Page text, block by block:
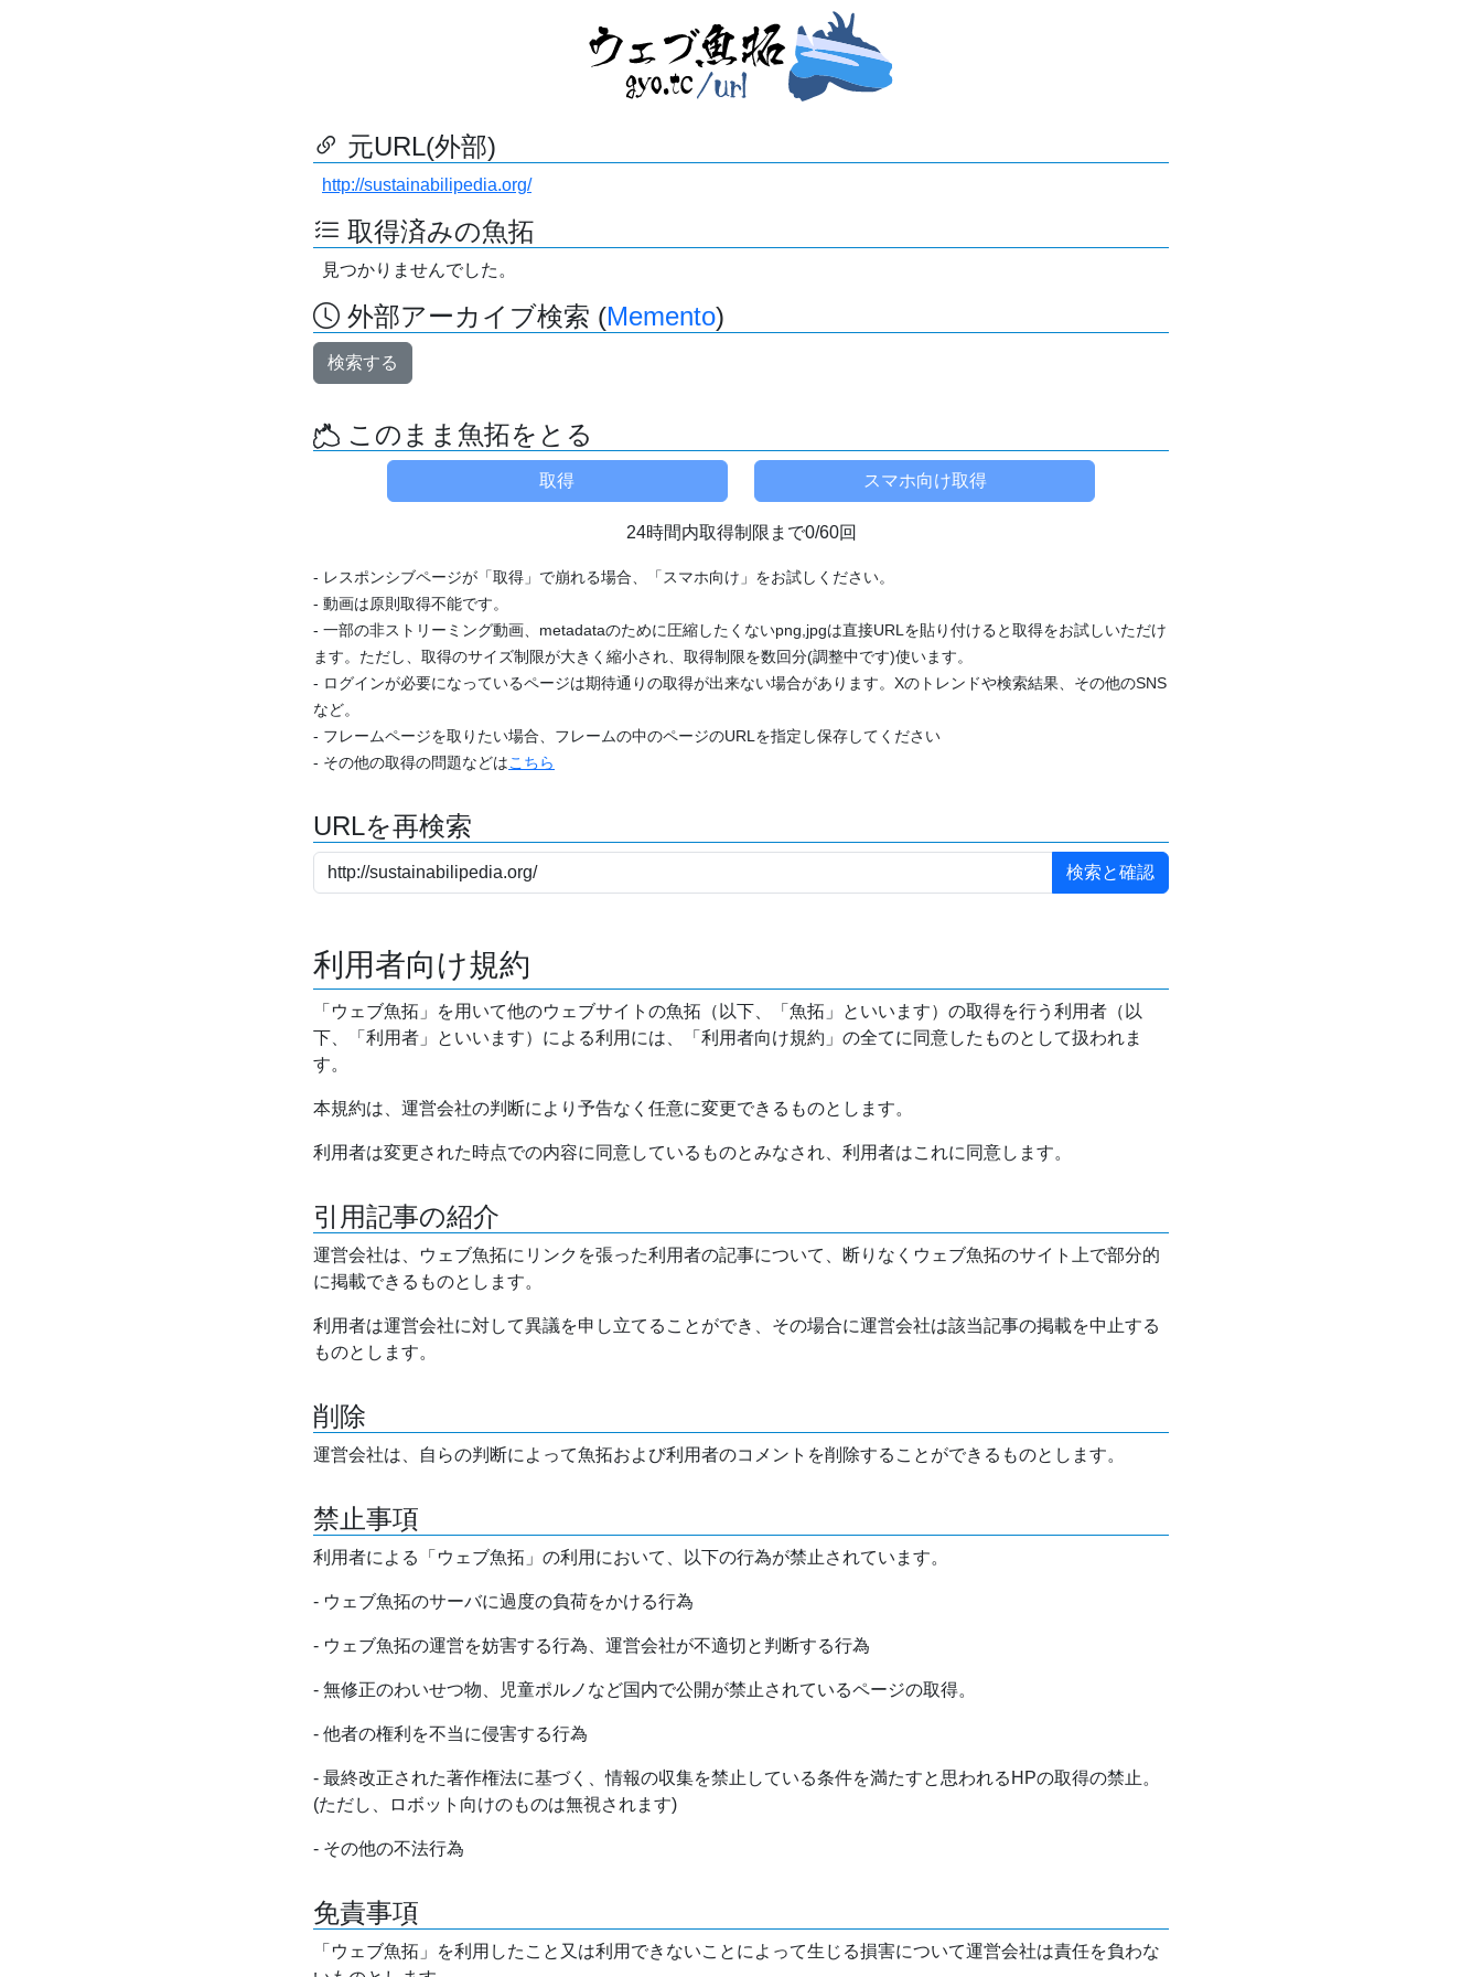
元URL(外部)
http://sustainabilipedia.org/
取得済みの魚拓
見つかりませんでした。
外部アーカイブ検索 (Memento)
検索する
このまま魚拓をとる
24時間内取得制限まで0/60回
- レスポンシブページが「取得」で崩れる場合、「スマホ向け」をお試しください。
- 動画は原則取得不能です。
- 一部の非ストリーミング動画、metadataのために圧縮したくないpng,jpgは直接URLを貼り付けると取得をお試しいただけ
ます。ただし、取得のサイズ制限が大きく縮小され、取得制限を数回分(調整中です)使います。
- ログインが必要になっているページは期待通りの取得が出来ない場合があります。Xのトレンドや検索結果、その他のSNS
など。
- フレームページを取りたい場合、フレームの中のページのURLを指定し保存してください
- その他の取得の問題などはこちら
URLを再検索
利用者向け規約
「ウェブ魚拓」を用いて他のウェブサイトの魚拓（以下、「魚拓」といいます）の取得を行う利用者（以
下、「利用者」といいます）による利用には、「利用者向け規約」の全てに同意したものとして扱われま
す。
本規約は、運営会社の判断により予告なく任意に変更できるものとします。
利用者は変更された時点での内容に同意しているものとみなされ、利用者はこれに同意します。
引用記事の紹介
運営会社は、ウェブ魚拓にリンクを張った利用者の記事について、断りなくウェブ魚拓のサイト上で部分的
に掲載できるものとします。
利用者は運営会社に対して異議を申し立てることができ、その場合に運営会社は該当記事の掲載を中止する
ものとします。
削除
運営会社は、自らの判断によって魚拓および利用者のコメントを削除することができるものとします。
禁止事項
利用者による「ウェブ魚拓」の利用において、以下の行為が禁止されています。
- ウェブ魚拓のサーバに過度の負荷をかける行為
- ウェブ魚拓の運営を妨害する行為、運営会社が不適切と判断する行為
- 無修正のわいせつ物、児童ポルノなど国内で公開が禁止されているページの取得。
- 他者の権利を不当に侵害する行為
- 最終改正された著作権法に基づく、情報の収集を禁止している条件を満たすと思われるHPの取得の禁止。
(ただし、ロボット向けのものは無視されます)
- その他の不法行為
免責事項
「ウェブ魚拓」を利用したこと又は利用できないことによって生じる損害について運営会社は責任を負わな